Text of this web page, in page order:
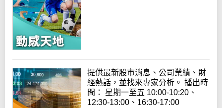
提供最新股市消息、公司業績、財
經熱話，並找來專家分析。 播出時
間： 星期一至五 10:00-10:20、
12:30-13:00、16:30-17:00